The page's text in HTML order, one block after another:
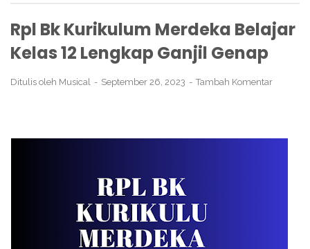
Rpl Bk Kurikulum Merdeka Belajar
Kelas 12 Lengkap Ganjil Genap
Ditulis oleh Musical September 26, 2023 Tambah Komentar